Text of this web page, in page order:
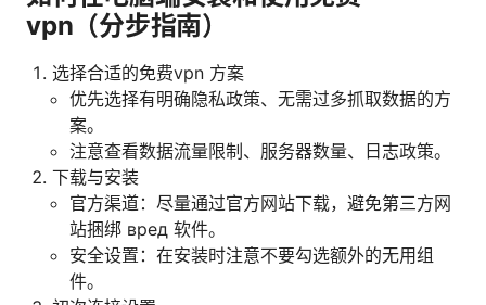
vpn（分步指南）
选择合适的免费vpn 方案
优先选择有明确隐私政策、无需过多抓取数据的方
案。
注意查看数据流量限制、服务器数量、日志政策。
下载与安装
官方渠道：尽量通过官方网站下载，避免第三方网
站捆绑 вред 软件。
安全设置：在安装时注意不要勾选额外的无用组
件。